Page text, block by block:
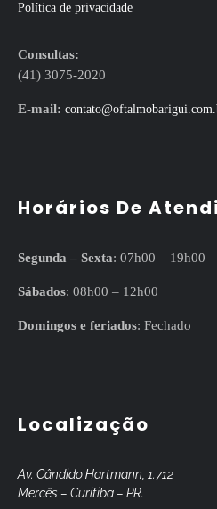
Política de privacidade
Consultas:
(41) 3075-2020
E-mail:
Horários De
Segunda – Sexta: 07h00 – 19h00
Sábados: 08h00 – 12h00
Domingos e feriados: Fechado
Localização
Av. Cândido Hartmann, 1.712
Mercês – Curitiba – PR.